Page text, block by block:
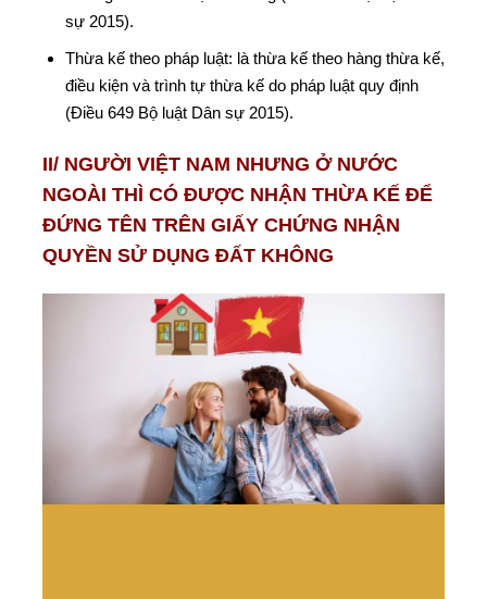
sự 2015).
Thừa kế theo pháp luật: là thừa kế theo hàng thừa kế,
điều kiện và trình tự thừa kế do pháp luật quy định
(Điều 649 Bộ luật Dân sự 2015).
II/ NGƯỜI VIỆT NAM NHƯNG Ở NƯỚC
NGOÀI THÌ CÓ ĐƯỢC NHẬN THỪA KẾ ĐỂ
ĐỨNG TÊN TRÊN GIẤY CHỨNG NHẬN
QUYỀN SỬ DỤNG ĐẤT KHÔNG